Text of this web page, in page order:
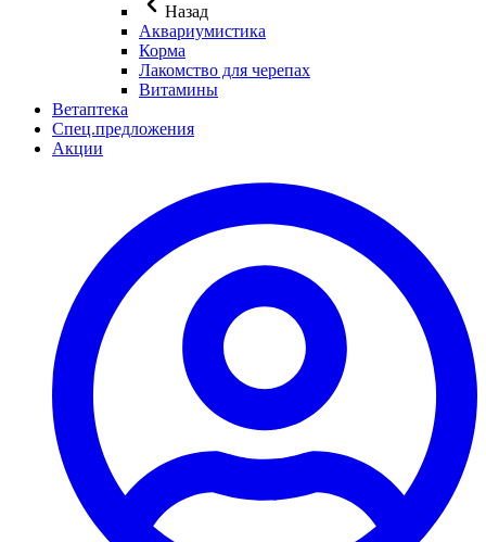
Назад
Аквариумистика
Корма
Лакомство для черепах
Витамины
Ветаптека
Спец.предложения
Акции